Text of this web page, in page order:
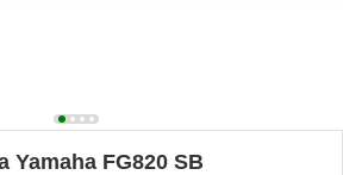
Yamaha FG820 SB